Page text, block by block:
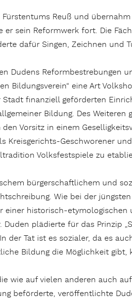
Reuß und
er sein Reformwerk fort. Die
dafür Singen, Zeichnen und
Dudens Reformbestrebungen
Bildungsverein“ eine Art
finanziell geförderten
Bildung. Des Weiteren
Vorsitz in einem
Kreisgerichts-Geschworener
Volksfestspiele zu
bürgerschaftlichem und
Wie bei der
einer historisch-etymologischen
plädierte für das Prinzip
der Tat ist es sozialer, da es
Bildung die Möglichkeit gibt,
wie auf vielen anderen auch
beförderte, veröffentlichte